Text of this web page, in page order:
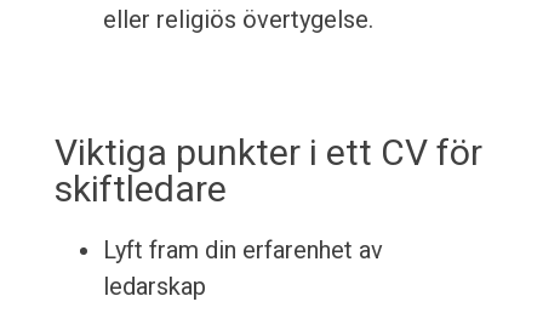
eller religiös övertygelse.
Viktiga punkter i ett CV för
skiftledare
Lyft fram din erfarenhet av
ledarskap